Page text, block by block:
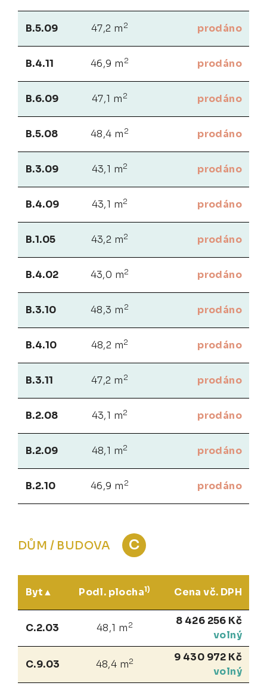
B.5.09 47,2 m 2 prodáno
B.4.11 46,9 m 2 prodáno
B.6.09 47,1 m 2 prodáno
B.5.08 48,4 m 2 prodáno
B.3.09 43,1 m2 prodáno
B.4.09 43,1 m2 prodáno
B.1.05 43,2 m2 prodáno
B.4.02 43,0 m2 prodáno
B.3.10 48,3 m 2 prodáno
B.4.10 48,2 m2 prodáno
B.3.11 47,2 m 2 prodáno
B.2.08 43,1 m2 prodáno
B.2.09 48,1 m2 prodáno
B.2.10 46,9 m 2 prodáno
DŮM / BUDOVA C
Byt Podl. plocha1) Cena vč. DPH
C.2.03 48,1 m 2
8 426 256 Kč
volný
C.9.03 48,4 m2
9 430 972 Kč
volný